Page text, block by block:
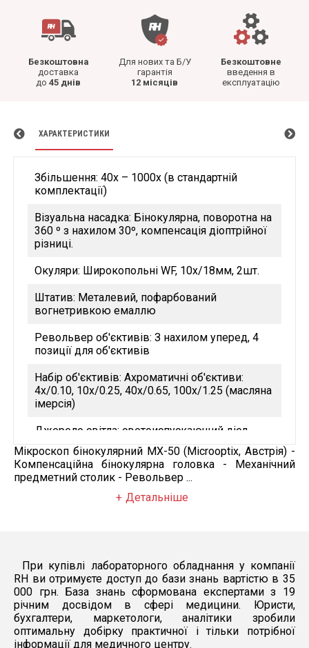
Безкоштовна
доставка
до 45 днів
Для нових та Б/У
гарантія
12 місяців
Безкоштовне
введення в
експлуатацію
ХАРАКТЕРИСТИКИ
Збільшення: 40х – 1000х (в стандартній
комплектації)
Візуальна насадка: Бінокулярна, поворотна на
360 º з нахилом 30º, компенсація діоптрійної
різниці.
Окуляри: Широкопольні WF, 10х/18мм, 2шт.
Штатив: Металевий, пофарбований
вогнетривкою емаллю
Револьвер об'єктивів: З нахилом уперед, 4
позиції для об'єктивів
Набір об'єктивів: Ахроматичні об'єктиви:
4x/0.10, 10x/0.25, 40x/0.65, 100x/1.25 (масляна
імерсія)
Джерело світла: светоиспускающий діод
(LED), 0,5 Вт/3В, постійний струм
Джерело живлення: Вбудований в штатив
блок живлення, 5В, регульований, зовнішній
мережевий адаптер живлення 220В / 5В.
градуйований, дворівневий, коаксіальна
рукоятка препаратоводителя праворуч
Конденсор: Аббе, регульований по висоті, з
ірисовою діафрагмою, nA 1.25
Колектор: Оптична система з однією лінзою
Мікроскоп бінокулярний MX-50 (Microoptix, Австрія) -
Компенсаційна бінокулярна головка - Механічний
предметний столик - Револьвер ...
Детальніше
При купівлі лабораторного обладнання у компанії
RH ви отримуєте доступ до бази знань вартістю в 35
000 грн. База знань сформована експертами з 19
річним досвідом в сфері медицини. Юристи,
бухгалтери, маркетологи, аналітики зробили
оптимальну добірку практичної і тільки потрібної
інформації для медичного центру.